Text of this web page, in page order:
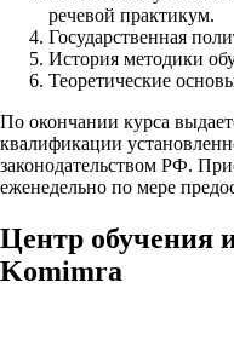
речевой практикум.
Государственная
История методики
Теоретические
По окончании курса
квалификации
законодательством РФ.
еженедельно по мере
Центр обучения
Komimra